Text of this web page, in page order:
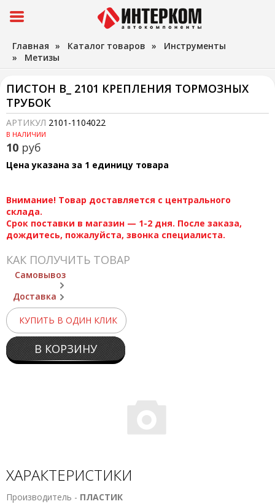
Главная » Каталог товаров » Инструменты
» Метизы
ПИСТОН В_ 2101 КРЕПЛЕНИЯ ТОРМОЗНЫХ
ТРУБОК
АРТИКУЛ 2101-1104022
В НАЛИЧИИ
10 руб
Цена указана за 1 единицу товара
Внимание! Товар доставляется с центрального
склада.
Срок поставки в магазин — 1-2 дня. После заказа,
дождитесь, пожалуйста, звонка специалиста.
КАК ПОЛУЧИТЬ ТОВАР
Самовывоз
Доставка
КУПИТЬ В ОДИН КЛИК
В КОРЗИНУ
ХАРАКТЕРИСТИКИ
Производитель - ПЛАСТИК